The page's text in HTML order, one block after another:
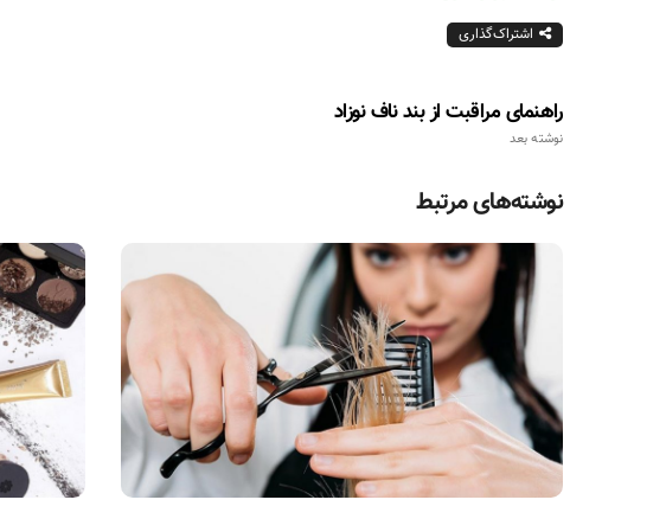
اشتراک‌گذاری
راهنمای مراقبت از بند ناف نوزاد
نوشته بعد
نوشته‌های مرتبط